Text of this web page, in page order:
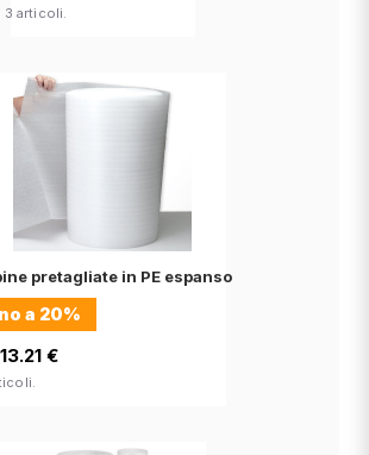
3 articoli.
pretagliate in PE espanso
a 20%
€